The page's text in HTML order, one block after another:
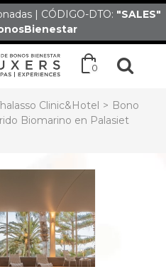
| CÓDIGO-DTO: "SALES"
0
Clinic&Hotel > Bono
Biomarino en Palasiet